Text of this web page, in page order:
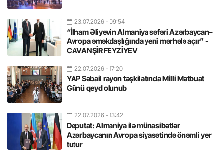
23.07.2026 - 09:54
“İlham Əliyevin Almaniya səfəri Azərbaycan–
Avropa əməkdaşlığında yeni mərhələ açır” -
CAVANŞİR FEYZİYEV
22.07.2026 - 17:20
YAP Səbail rayon təşkilatında Milli Mətbuat
Günü qeyd olunub
22.07.2026 - 13:42
Deputat: Almaniya ilə münasibətlər
Azərbaycanın Avropa siyasətində önəmli yer
tutur